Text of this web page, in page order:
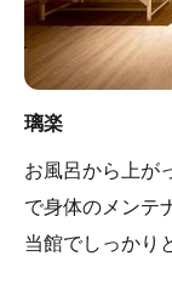
璃楽
お風呂から上が
で身体のメンテ
当館でしっかり